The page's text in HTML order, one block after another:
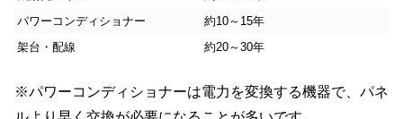
パワーコンディショナー
約10～15年
架台・配線
約20～30年
※パワーコンディショナーは電力を変換する機器で、パネ